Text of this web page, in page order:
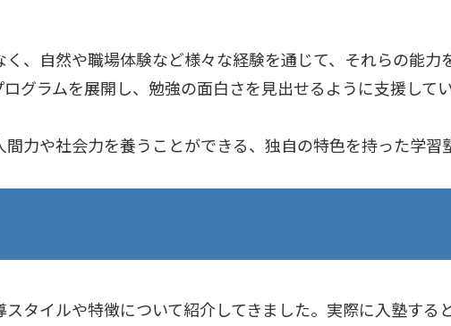
、自然や職場体験など様々な経験を通じて、それらの能
グラムを展開し、勉強の面白さを見出せるように支援してい
力や社会力を養うことができる、独自の特色を持った学習
タイルや特徴について紹介してきました。実際に入塾する